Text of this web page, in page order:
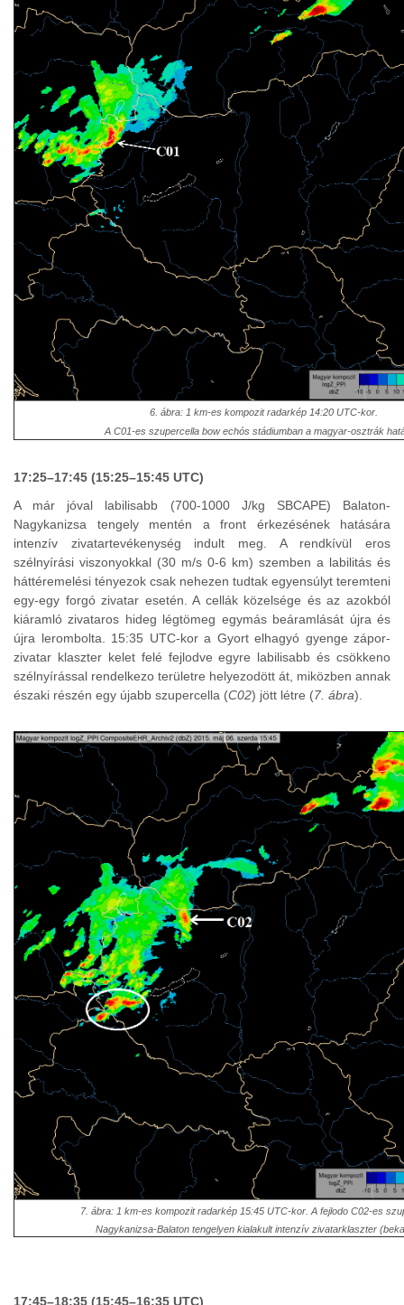
6. ábra: 1 km-es kompozit radarkép 14:20 UTC-kor.
A C01-es szupercella bow echós stádiumban a magyar-osztrák
17:25–17:45 (15:25–15:45 UTC)
A már jóval labilisabb (700-1000 J/kg SBCAPE) Balaton-
Nagykanizsa tengely mentén a front érkezésének hatására
intenzív zivatartevékenység indult meg. A rendkívül eros
szélnyírási viszonyokkal (30 m/s 0-6 km) szemben a labilitás és
háttéremelési tényezok csak nehezen tudtak egyensúlyt teremteni
egy-egy forgó zivatar esetén. A cellák közelsége és az azokból
kiáramló zivataros hideg légtömeg egymás beáramlását újra és
újra lerombolta. 15:35 UTC-kor a Gyort elhagyó gyenge zápor-
zivatar klaszter kelet felé fejlodve egyre labilisabb és csökkeno
szélnyírással rendelkezo területre helyezodött át, miközben annak
északi részén egy újabb szupercella (C02) jött létre (7. ábra).
7. ábra: 1 km-es kompozit radarkép 15:45 UTC-kor. A fejlodo C02-es
Nagykanizsa-Balaton tengelyen kialakult intenzív zivatarklaszter
17:45–18:35 (15:45–16:35 UTC)